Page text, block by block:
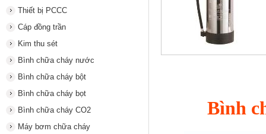
Thiết bị PCCC
Cáp đồng trần
Kim thu sét
Bình chữa cháy nước
Bình chữa cháy bột
Bình chữa cháy bọt
Bình chữa cháy CO2
Máy bơm chữa cháy
Bình